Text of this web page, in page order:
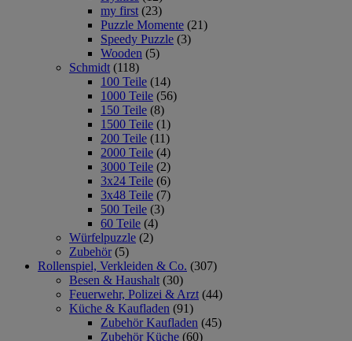
my first (23)
Puzzle Momente (21)
Speedy Puzzle (3)
Wooden (5)
Schmidt (118)
100 Teile (14)
1000 Teile (56)
150 Teile (8)
1500 Teile (1)
200 Teile (11)
2000 Teile (4)
3000 Teile (2)
3x24 Teile (6)
3x48 Teile (7)
500 Teile (3)
60 Teile (4)
Würfelpuzzle (2)
Zubehör (5)
Rollenspiel, Verkleiden & Co. (307)
Besen & Haushalt (30)
Feuerwehr, Polizei & Arzt (44)
Küche & Kaufladen (91)
Zubehör Kaufladen (45)
Zubehör Küche (60)